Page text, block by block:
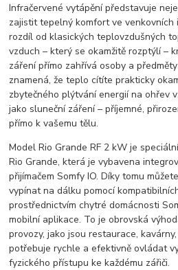
Infračervené vytápění představuje
zajistit tepelný komfort ve venkovních
rozdíl od klasických teplovzdušných
vzduch – který se okamžitě rozptýlí –
záření přímo zahřívá osoby a
znamená, že teplo cítíte prakticky
zbytečného plýtvání energií na ohřev
jako sluneční záření – příjemné,
přímo k vašemu tělu.
Model Rio Grande RF 2 kW je
Rio Grande, která je vybavena
přijímačem Somfy IO. Díky tomu
vypínat na dálku pomocí
prostřednictvím chytré domácnosti
mobilní aplikace. To je obrovská
provozy, jako jsou restaurace,
potřebuje rychle a efektivně ovládat
fyzického přístupu ke každému zářiči.